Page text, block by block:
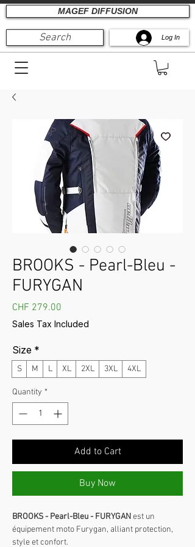
MAGEF DIFFUSION
Search Log In
BROOKS - Pearl-Bleu -
FURYGAN
CHF 279.00
Sales Tax Included
Size *
S M L XL 2XL 3XL 4XL
Quantity *
Add to Cart
Buy Now
BROOKS - Pearl-Bleu - FURYGANest un
équipement moto Furygan, alliant protection,
style et confort.